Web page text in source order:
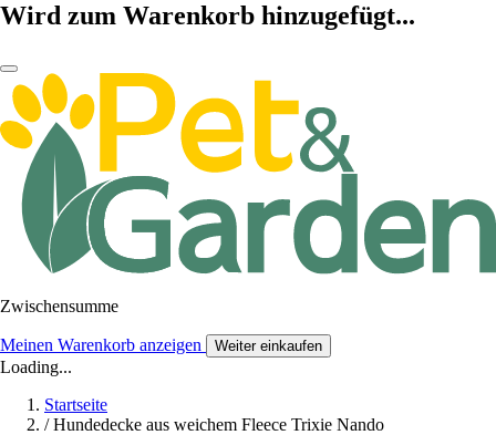
Wird zum Warenkorb hinzugefügt...
Zwischensumme
Meinen Warenkorb anzeigen Weiter einkaufen
Loading...
Startseite
/ Hundedecke aus weichem Fleece Trixie Nando